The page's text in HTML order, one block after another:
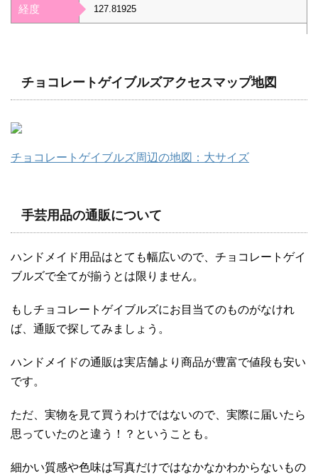
経度 127.81925
チョコレートゲイブルズアクセスマップ地図
チョコレートゲイブルズ周辺の地図：大サイズ
手芸用品の通販について
ハンドメイド用品はとても幅広いので、チョコレートゲイ
ブルズで全てが揃うとは限りません。
もしチョコレートゲイブルズにお目当てのものがなけれ
ば、通販で探してみましょう。
ハンドメイドの通販は実店舗より商品が豊富で値段も安い
です。
ただ、実物を見て買うわけではないので、実際に届いたら
思っていたのと違う！？ということも。
細かい質感や色味は写真だけではなかなかわからないもの